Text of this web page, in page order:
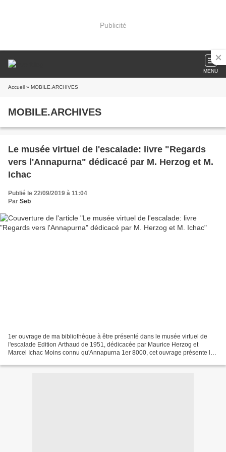
Publicité
MENU
Accueil » MOBILE.ARCHIVES
MOBILE.ARCHIVES
Le musée virtuel de l'escalade: livre "Regards
vers l'Annapurna" dédicacé par M. Herzog et M.
Ichac
Publié le 22/09/2019 à 11:04
Par Seb
1er ouvrage de ma bibliothèque à être présenté dans le musée virtuel de
l'escalade Edition Arthaud de 1951, dédicacée par Maurice Herzog et
Marcel Ichac Moins connu qu'Annapurna 1er 8000, cet ouvrage présente les